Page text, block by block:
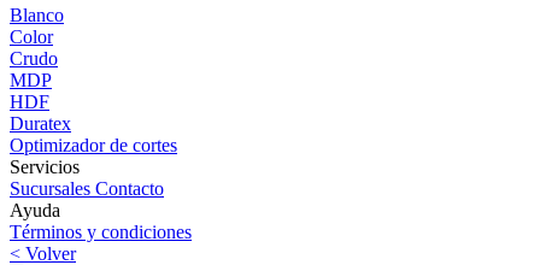
Blanco
Color
Crudo
MDP
HDF
Duratex
Optimizador de cortes
Servicios
Sucursales Contacto
Ayuda
Términos y condiciones
< Volver